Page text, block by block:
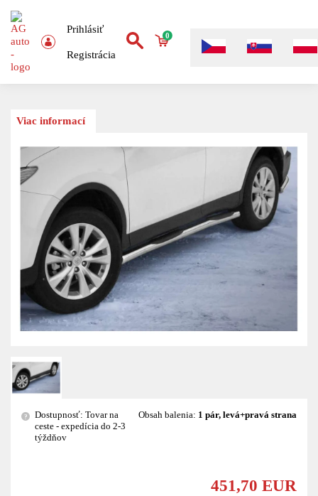
Prihlásiť
Registrácia
0
Viac informací
?
Dostupnosť: Tovar na
ceste - expedícia do 2-3
týždňov
Obsah balenia: 1 pár, levá+pravá strana
451,70 EUR